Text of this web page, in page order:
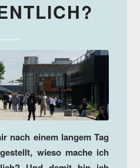
nach einem langem Tag
wieso mache ich